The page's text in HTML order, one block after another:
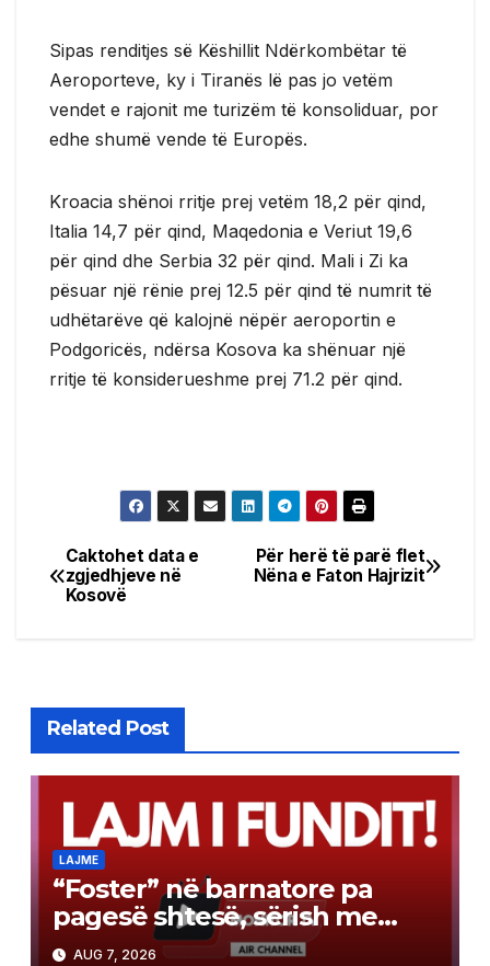
Sipas renditjes së Këshillit Ndërkombëtar të
Aeroporteve, ky i Tiranës lë pas jo vetëm
vendet e rajonit me turizëm të konsoliduar, por
edhe shumë vende të Europës.
Kroacia shënoi rritje prej vetëm 18,2 për qind,
Italia 14,7 për qind, Maqedonia e Veriut 19,6
për qind dhe Serbia 32 për qind. Mali i Zi ka
pësuar një rënie prej 12.5 për qind të numrit të
udhëtarëve që kalojnë nëpër aeroportin e
Podgoricës, ndërsa Kosova ka shënuar një
rritje të konsiderueshme prej 71.2 për qind.
Post
navigation
Për herë të parë flet
Nëna e Faton Hajrizit
Caktohet data e
zgjedhjeve në
Kosovë
Related Post
LAJME
“Foster” në barnatore pa
pagesë shtesë, sërish me
recetë vetëm 280 denarë
AUG 7, 2026